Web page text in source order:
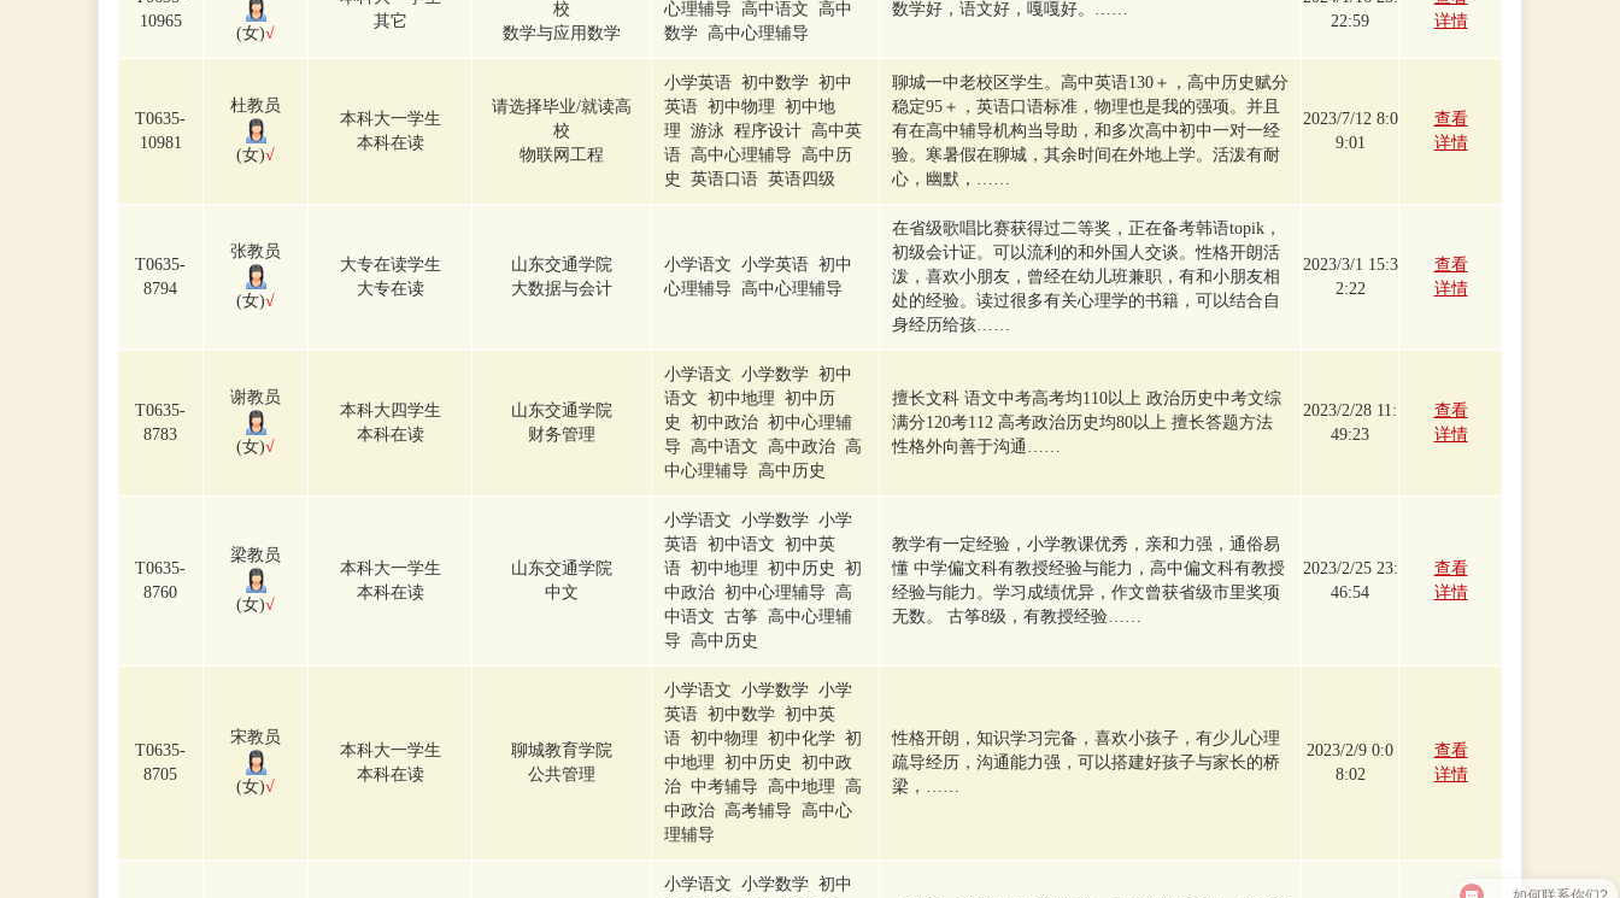
10965
(女)√
其它
校
数学与应用数学
心理辅导 高中语文 高中
数学 高中心理辅导
数学好，语文好，嘎嘎好。……
22:59
详情
T0635-
10981
杜教员
(女)√
本科大一学生
本科在读
请选择毕业/就读高
校
物联网工程
小学英语 初中数学 初中
英语 初中物理 初中地
理 游泳 程序设计 高中英
语 高中心理辅导 高中历
史 英语口语 英语四级
聊城一中老校区学生。高中英语130＋，高中历史赋分
稳定95＋，英语口语标准，物理也是我的强项。并且
有在高中辅导机构当导助，和多次高中初中一对一经
验。寒暑假在聊城，其余时间在外地上学。活泼有耐
心，幽默，……
2023/7/12 8:0
9:01
查看
详情
T0635-
8794
张教员
(女)√
大专在读学生
大专在读
山东交通学院
大数据与会计
小学语文 小学英语 初中
心理辅导 高中心理辅导
在省级歌唱比赛获得过二等奖，正在备考韩语topik，
初级会计证。可以流利的和外国人交谈。性格开朗活
泼，喜欢小朋友，曾经在幼儿班兼职，有和小朋友相
处的经验。读过很多有关心理学的书籍，可以结合自
身经历给孩……
2023/3/1 15:3
2:22
查看
详情
T0635-
8783
谢教员
(女)√
本科大四学生
本科在读
山东交通学院
财务管理
小学语文 小学数学 初中
语文 初中地理 初中历
史 初中政治 初中心理辅
导 高中语文 高中政治 高
中心理辅导 高中历史
擅长文科 语文中考高考均110以上 政治历史中考文综
满分120考112 高考政治历史均80以上 擅长答题方法
性格外向善于沟通……
2023/2/28 11:
49:23
查看
详情
T0635-
8760
梁教员
(女)√
本科大一学生
本科在读
山东交通学院
中文
小学语文 小学数学 小学
英语 初中语文 初中英
语 初中地理 初中历史 初
中政治 初中心理辅导 高
中语文 古筝 高中心理辅
导 高中历史
教学有一定经验，小学教课优秀，亲和力强，通俗易
懂 中学偏文科有教授经验与能力，高中偏文科有教授
经验与能力。学习成绩优异，作文曾获省级市里奖项
无数。 古筝8级，有教授经验……
2023/2/25 23:
46:54
查看
详情
T0635-
8705
宋教员
(女)√
本科大一学生
本科在读
聊城教育学院
公共管理
小学语文 小学数学 小学
英语 初中数学 初中英
语 初中物理 初中化学 初
中地理 初中历史 初中政
治 中考辅导 高中地理 高
中政治 高考辅导 高中心
理辅导
性格开朗，知识学习完备，喜欢小孩子，有少儿心理
疏导经历，沟通能力强，可以搭建好孩子与家长的桥
梁，……
2023/2/9 0:0
8:02
查看
详情
小学语文 小学数学 初中